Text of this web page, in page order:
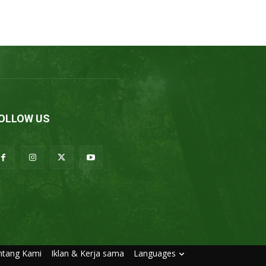
US
Kami Iklan & Kerja sama Languages